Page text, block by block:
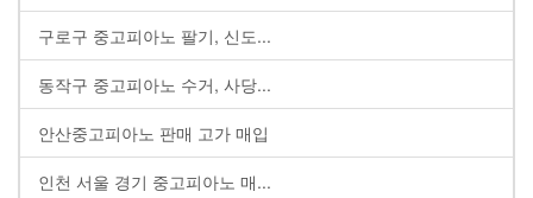
구로구 중고피아노 팔기, 신도...
동작구 중고피아노 수거, 사당...
안산중고피아노 판매 고가 매입
인천 서울 경기 중고피아노 매...